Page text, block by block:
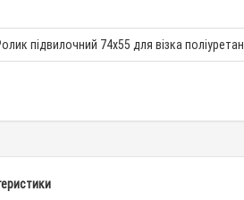
підвилочний 74х55 для візка поліуретан